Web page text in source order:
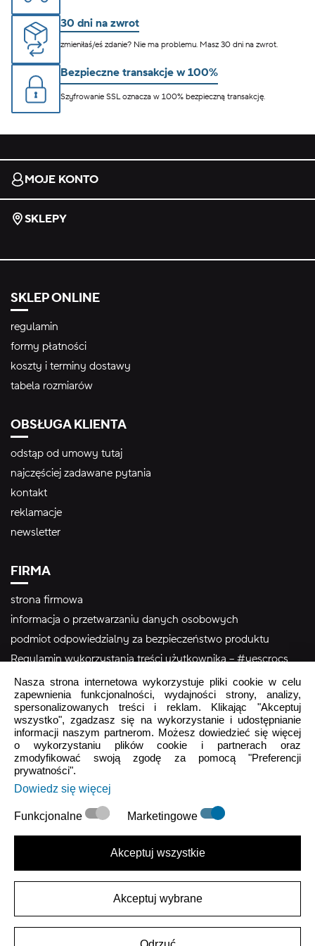
30 dni na zwrot
zmieniłaś/eś zdanie? Nie ma problemu. Masz 30 dni na zwrot.
Bezpieczne transakcje w 100%
Szyfrowanie SSL oznacza w 100% bezpieczną transakcję.
MOJE KONTO
SKLEPY
SKLEP ONLINE
regulamin
formy płatności
koszty i terminy dostawy
tabela rozmiarów
OBSŁUGA KLIENTA
odstąp od umowy tutaj
najczęściej zadawane pytania
kontakt
reklamacje
newsletter
FIRMA
strona firmowa
informacja o przetwarzaniu danych osobowych
podmiot odpowiedzialny za bezpieczeństwo produktu
Regulamin wykorzystania treści użytkownika – #yescrocs
Obsługa Klienta
Pon - Pt9:00 - 16:00
Sob - NdzZamknięte
crocs.sklep@intersocks.pl
22 230 94 60
Wyślij
AkceptujePolityki Prywatności.
Nasza strona internetowa wykorzystuje pliki cookie w celu
zapewnienia funkcjonalności, wydajności strony, analizy,
spersonalizowanych treści i reklam. Klikając "Akceptuj
wszystko", zgadzasz się na wykorzystanie i udostępnianie
informacji naszym partnerom. Możesz dowiedzieć się więcej
o wykorzystaniu plików cookie i partnerach oraz
zmodyfikować swoją zgodę za pomocą "Preferencji
prywatności".
Dowiedz się więcej
Funkcjonalne Marketingowe
Akceptuj wszystkie
Akceptuj wybrane